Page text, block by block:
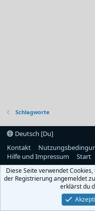
Schlagworte
Deutsch [Du]
Kontakt
Hilfe und Impressum
Start
Diese Seite verwendet
der Registrierung angemeldet
erklärst du